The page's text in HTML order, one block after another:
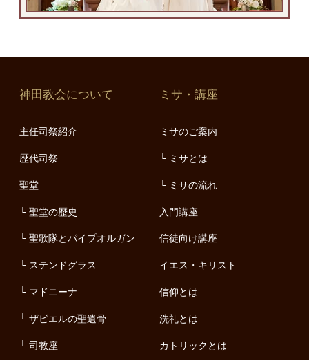
神田教会について
主任司祭紹介
歴代司祭
聖堂
聖堂の歴史
聖歌隊とパイプオルガン
ステンドグラス
マドニーナ
ザビエルの聖遺骨
司教座
ミサ・講座
ミサのご案内
ミサとは
ミサの流れ
入門講座
信徒向け講座
イエス・キリスト
信仰とは
洗礼とは
カトリックとは